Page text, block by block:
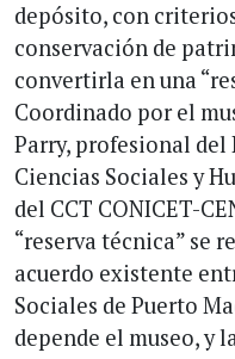
depósito, con
conservación de
convertirla en una
Coordinado por el
Parry, profesional
Ciencias Sociales y
del CCT CONICET-
“reserva técnica” se
acuerdo existente
Sociales de Puerto
depende el museo,